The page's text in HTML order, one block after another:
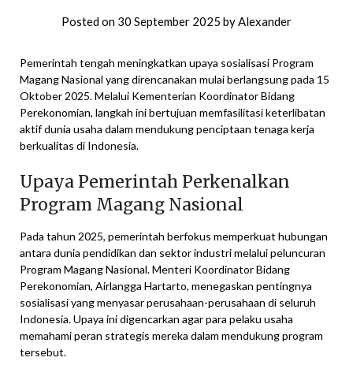
Posted on 30 September 2025 byAlexander
Pemerintah tengah meningkatkan upaya sosialisasi Program
Magang Nasional yang direncanakan mulai berlangsung pada 15
Oktober 2025. Melalui Kementerian Koordinator Bidang
Perekonomian, langkah ini bertujuan memfasilitasi keterlibatan
aktif dunia usaha dalam mendukung penciptaan tenaga kerja
berkualitas di Indonesia.
Upaya Pemerintah Perkenalkan
Program Magang Nasional
Pada tahun 2025, pemerintah berfokus memperkuat hubungan
antara dunia pendidikan dan sektor industri melalui peluncuran
Program Magang Nasional. Menteri Koordinator Bidang
Perekonomian, Airlangga Hartarto, menegaskan pentingnya
sosialisasi yang menyasar perusahaan-perusahaan di seluruh
Indonesia. Upaya ini digencarkan agar para pelaku usaha
memahami peran strategis mereka dalam mendukung program
tersebut.